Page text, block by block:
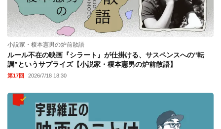
小説家・榎本憲男の炉前散語
ルール不在の映画『シラート』が仕掛ける、サスペンスへの“転
調”というサプライズ【小説家・榎本憲男の炉前散語】
第17回 2026/7/18 18:30